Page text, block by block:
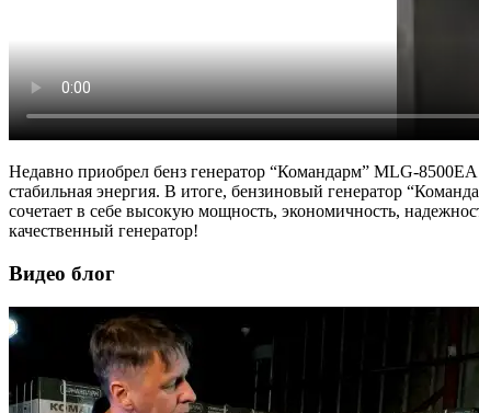
Недавно приобрел бенз генератор “Командарм” MLG-
стабильная энергия. В итоге, бензиновый генератор
сочетает в себе высокую мощность, экономичность,
качественный генератор!
Видео блог